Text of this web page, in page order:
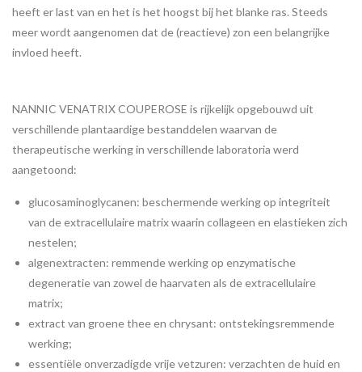
heeft er last van en het is het hoogst bij het blanke ras. Steeds
meer wordt aangenomen dat de (reactieve) zon een belangrijke
invloed heeft.
NANNIC VENATRIX COUPEROSE is rijkelijk opgebouwd uit
verschillende plantaardige bestanddelen waarvan de
therapeutische werking in verschillende laboratoria werd
aangetoond:
glucosaminoglycanen: beschermende werking op integriteit
van de extracellulaire matrix waarin collageen en elastieken zich
nestelen;
algenextracten: remmende werking op enzymatische
degeneratie van zowel de haarvaten als de extracellulaire
matrix;
extract van groene thee en chrysant: ontstekingsremmende
werking;
essentiële onverzadigde vrije vetzuren: verzachten de huid en